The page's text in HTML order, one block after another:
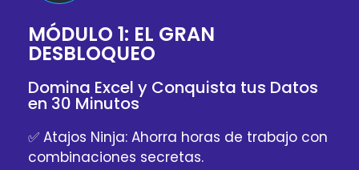
MÓDULO 1: EL GRAN
DESBLOQUEO
Domina Excel y Conquista tus Datos
en 30 Minutos
✅ Atajos Ninja: Ahorra horas de trabajo con
combinaciones secretas.